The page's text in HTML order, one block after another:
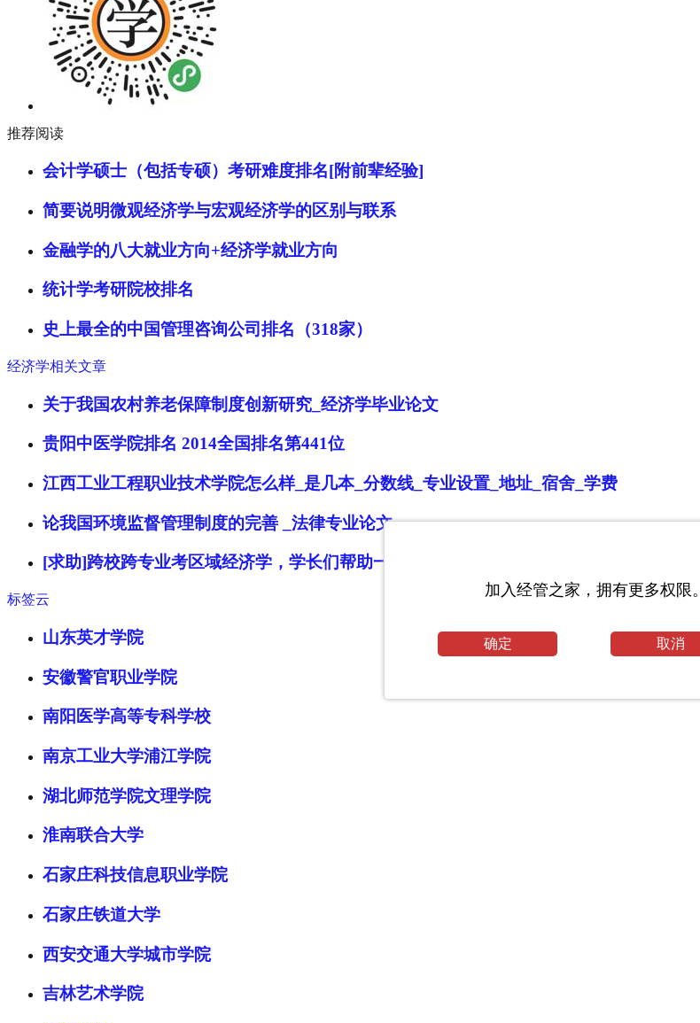
推荐阅读
会计学硕士（包括专硕）考研难度排名[附前辈经验]
简要说明微观经济学与宏观经济学的区别与联系
金融学的八大就业方向+经济学就业方向
统计学考研院校排名
史上最全的中国管理咨询公司排名（318家）
经济学相关文章
关于我国农村养老保障制度创新研究_经济学毕业论文
贵阳中医学院排名 2014全国排名第441位
江西工业工程职业技术学院怎么样_是几本_分数线_专业设置_地址_宿舍_学费
论我国环境监督管理制度的完善 _法律专业论文
[求助]跨校跨专业考区域经济学，学长们帮助一下！
标签云
山东英才学院
安徽警官职业学院
南阳医学高等专科学校
南京工业大学浦江学院
湖北师范学院文理学院
淮南联合大学
石家庄科技信息职业学院
石家庄铁道大学
西安交通大学城市学院
吉林艺术学院
加入经管之家，拥有更多权限。
确定 取消